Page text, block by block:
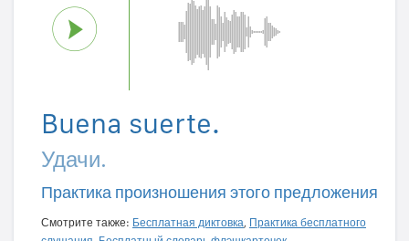
Buena suerte.
Удачи.
Практика произношения этого предложения
Смотрите также: Бесплатная диктовка, Практика бесплатного